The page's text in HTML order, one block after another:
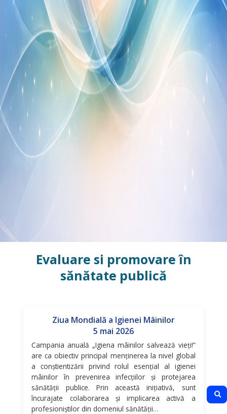
Evaluare si promovare în
sănătate publică
Ziua Mondială a Igienei Mâinilor
5 mai 2026
Campania anuală „Igiena mâinilor salvează vieți!”
are ca obiectiv principal menținerea la nivel global
a conștientizării privind rolul esențial al igienei
mâinilor în prevenirea infecțiilor și protejarea
sănătății publice. Prin această inițiativă, sunt
încurajate colaborarea și implicarea activă a
profesioniștilor din domeniul sănătății…